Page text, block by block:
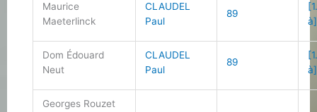
Maurice
Maeterlinck
CLAUDEL
Paul
89
à]
Dom Édouard
Neut
CLAUDEL
Paul
89
à]
Georges Rouzet